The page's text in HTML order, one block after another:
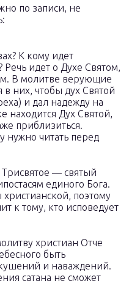
по записи, не
К кому идет
идет о Духе Святом,
В молитве верующие
в них, чтобы дух Святой
и дал надежду на
находится Дух Святой,
приблизиться.
нужно читать перед
— святый
единого Бога.
поэтому
к тому, кто исповедует
христиан Отче
быть
и наваждений.
сатана не сможет